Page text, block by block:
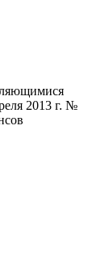
2013 г. №